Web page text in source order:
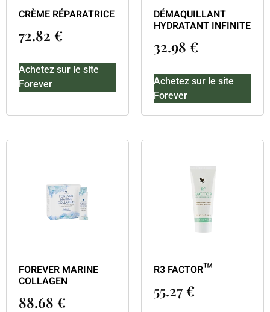
CRÈME RÉPARATRICE
72.82 €
Achetez sur le site
Forever
DÉMAQUILLANT
HYDRATANT INFINITE
32.98 €
Achetez sur le site
Forever
FOREVER MARINE
COLLAGEN
88.68 €
R3 FACTOR™
55.27€